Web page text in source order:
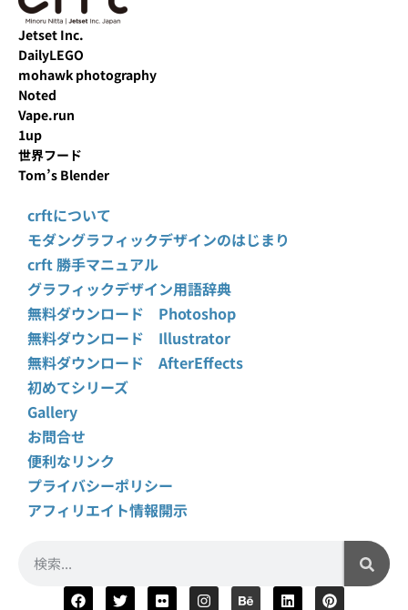
Jetset Inc.
DailyLEGO
mohawk photography
Noted
Vape.run
1up
世界フード
Tom’s Blender
crftについて
モダングラフィックデザインのはじまり
crft 勝手マニュアル
グラフィックデザイン用語辞典
無料ダウンロード Photoshop
無料ダウンロード Illustrator
無料ダウンロード AfterEffects
初めてシリーズ
Gallery
お問合せ
便利なリンク
プライバシーポリシー
アフィリエイト情報開示